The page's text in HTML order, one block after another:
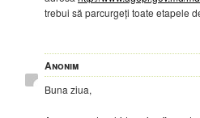
trebui să parcurgeți toate etapele
Anonim
Buna ziua,